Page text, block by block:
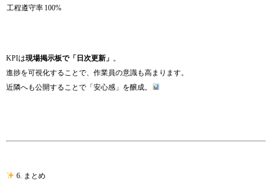
工程遵守率 100%
KPIは現場掲示板で「日次更新」 。
進捗を可視化することで、作業員の意識も高まります。
近隣へも公開することで「安心感」を醸成。
6. まとめ